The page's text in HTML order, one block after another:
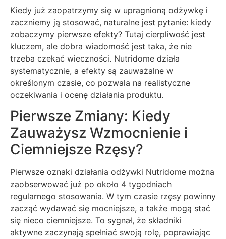
Kiedy już zaopatrzymy się w upragnioną odżywkę i
zaczniemy ją stosować, naturalne jest pytanie: kiedy
zobaczymy pierwsze efekty? Tutaj cierpliwość jest
kluczem, ale dobra wiadomość jest taka, że nie
trzeba czekać wieczności. Nutridome działa
systematycznie, a efekty są zauważalne w
określonym czasie, co pozwala na realistyczne
oczekiwania i ocenę działania produktu.
Pierwsze Zmiany: Kiedy
Zauważysz Wzmocnienie i
Ciemniejsze Rzęsy?
Pierwsze oznaki działania odżywki Nutridome można
zaobserwować już po około 4 tygodniach
regularnego stosowania. W tym czasie rzęsy powinny
zacząć wydawać się mocniejsze, a także mogą stać
się nieco ciemniejsze. To sygnał, że składniki
aktywne zaczynają spełniać swoją rolę, poprawiając